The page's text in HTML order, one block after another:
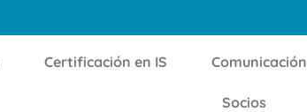
Certificación en IS Comunicación
Socios